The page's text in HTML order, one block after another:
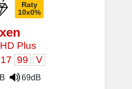
Raty
10x0%
Plus
99 V
B
69dB